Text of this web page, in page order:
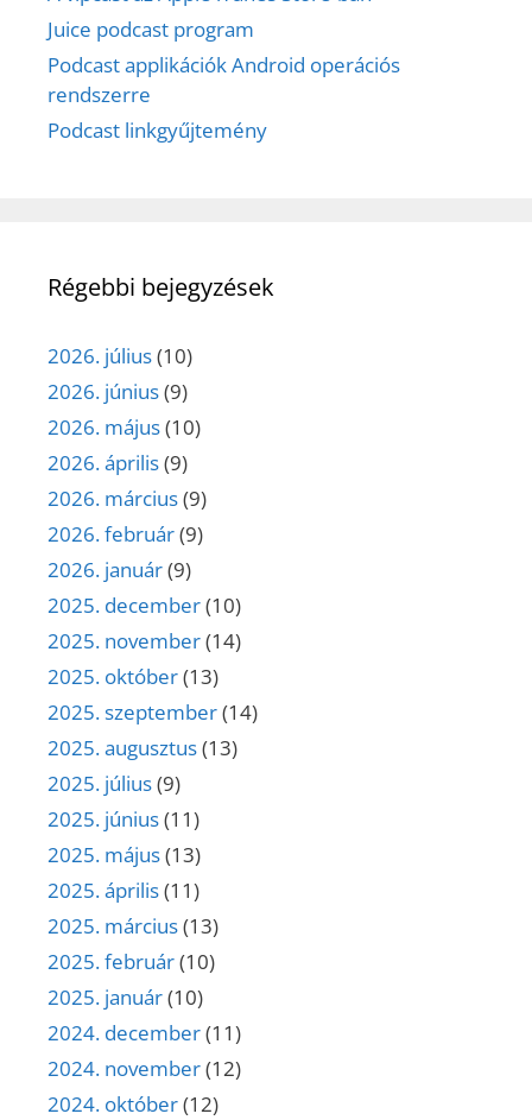
Juice podcast program
Podcast applikációk Android operációs
rendszerre
Podcast linkgyűjtemény
Régebbi bejegyzések
2026. július(10)
2026. június(9)
2026. május(10)
2026. április(9)
2026. március(9)
2026. február(9)
2026. január(9)
2025. december(10)
2025. november(14)
2025. október(13)
2025. szeptember(14)
2025. augusztus(13)
2025. július(9)
2025. június(11)
2025. május(13)
2025. április(11)
2025. március(13)
2025. február(10)
2025. január(10)
2024. december(11)
2024. november(12)
2024. október(12)